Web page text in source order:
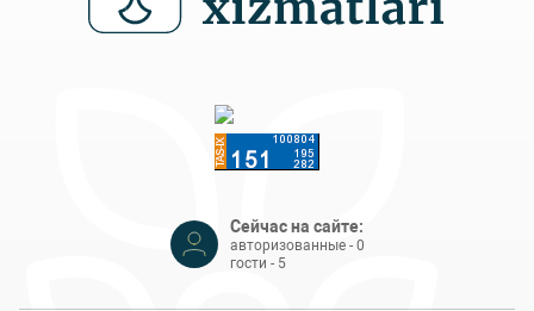
Сейчас на сайте:
авторизованные - 0
гости - 5